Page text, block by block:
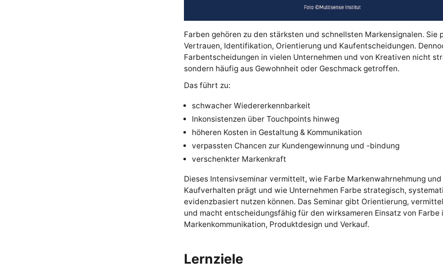
Farben gehören zu den stärksten und schnellsten Markensignalen. Sie
Vertrauen, Identifikation, Orientierung und Kaufentscheidungen.
Farbentscheidungen in vielen Unternehmen und von Kreativen nicht
sondern häufig aus Gewohnheit oder Geschmack getroffen.
Das führt zu:
schwacher Wiedererkennbarkeit
Inkonsistenzen über Touchpoints hinweg
höheren Kosten in Gestaltung & Kommunikation
verpassten Chancen zur Kundengewinnung und -bindung
verschenkter Markenkraft
Dieses Intensivseminar vermittelt, wie Farbe Markenwahrnehmung und
Kaufverhalten prägt und wie Unternehmen Farbe strategisch,
evidenzbasiert nutzen können. Das Seminar gibt Orientierung,
und macht entscheidungsfähig für den wirksameren Einsatz von Farbe
Markenkommunikation, Produktdesign und Verkauf.
Lernziele